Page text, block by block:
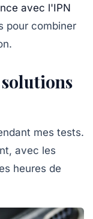
avec l'IPN
pour combiner
mes tests.
avec les
heures de